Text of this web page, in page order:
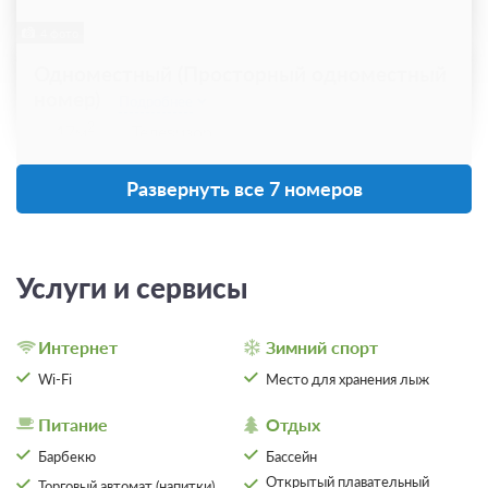
Общая ванная комната
Сплит-система
ЗА НОЧЬ ДЛЯ 1 ГОСТЯ
Развернуть все 7 номеров
Услуги и сервисы
Интернет
Wi-Fi
Питание
Барбекю
Зимний спорт
Место для хранения лыж
Отдых
Бассейн
Открытый плавательный